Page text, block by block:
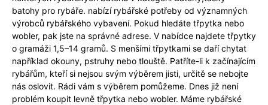
batohy pro rybáře. nabízí rybářské potřeby od významných
výrobců rybářského vybavení. Pokud hledáte třpytka nebo
wobler, pak jste na správné adrese. V nabídce najdete třpytky
o gramáži 1,5–14 gramů. S menšími třpytkami se daří chytat
například okouny, pstruhy nebo tlouště. Patříte-li k začínajícím
rybářům, kteří si nejsou svým výběrem jisti, určitě se nebojte
nás oslovit. Rádi vám s výběrem pomůžeme. Dnes již není
problém koupit levně třpytka nebo wobler. Máme rybářské